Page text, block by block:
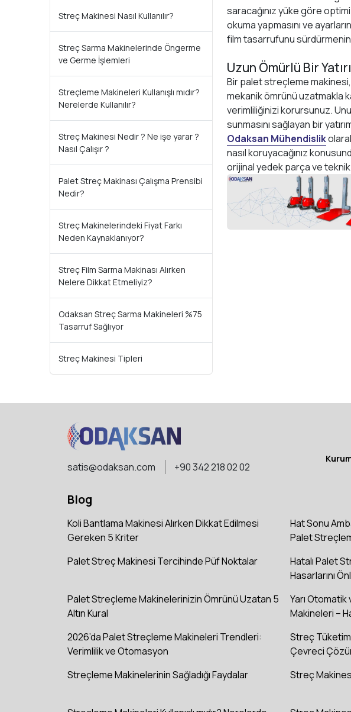
Streç Makinesi Nasıl Kullanılır?
Streç Sarma Makinelerinde Öngerme
ve Germe İşlemleri
Streçleme Makineleri Kullanışlı mıdır?
Nerelerde Kullanılır?
Streç Makinesi Nedir ? Ne işe yarar ?
Nasıl Çalışır ?
Palet Streç Makinası Çalışma Prensibi
Nedir?
Streç Makinelerindeki Fiyat Farkı
Neden Kaynaklanıyor?
Streç Film Sarma Makinası Alırken
Nelere Dikkat Etmeliyiz?
Odaksan Streç Sarma Makineleri %75
Tasarruf Sağlıyor
Streç Makinesi Tipleri
saracağınız yüke göre
okuma yapmasını ve
film tasarrufunu sürdürmenin
Uzun Ömürlü Bir
Bir palet streçleme makinesi,
mekanik ömrünü uzatmakla
verimliliğinizi korursunuz.
sunmasını sağlayan bir
Odaksan Mühendislik
nasıl koruyacağınız
orijinal yedek parça ve
satis@odaksan.com +90 342 218 02 02
Blog
Koli Bantlama Makinesi Alırken Dikkat Edilmesi
Gereken 5 Kriter
Hat Sonu
Palet
Palet Streç Makinesi Tercihinde Püf Noktalar
Hatalı Palet
Hasarlarını
Palet Streçleme Makinelerinizin Ömrünü Uzatan 5
Altın Kural
Yarı
Makineleri –
2026’da Palet Streçleme Makineleri Trendleri:
Verimlilik ve Otomasyon
Streç
Çevreci
Streçleme Makinelerinin Sağladığı Faydalar
Streç Makinesi